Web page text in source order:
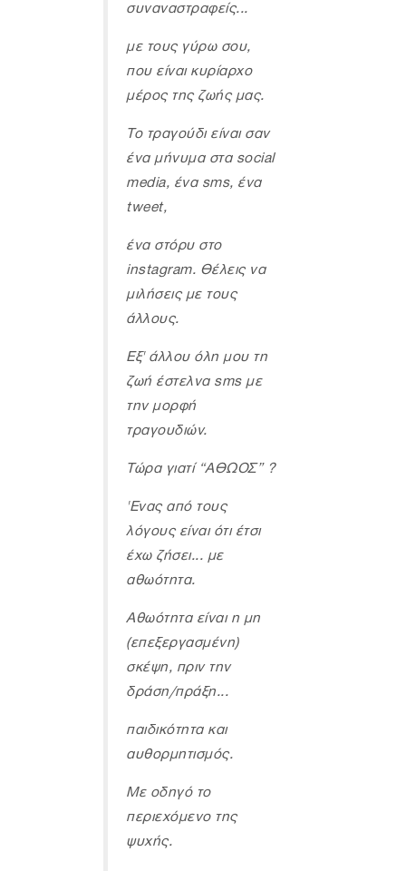
συναναστραφείς...
µε τους γύρω σου,
που είναι κυρίαρχο
µέρος της ζωής µας.
Το τραγούδι είναι σαν
ένα µήνυµα στα social
media, ένα sms, ένα
tweet,
ένα στόρυ στο
instagram. Θέλεις να
µιλήσεις µε τους
άλλους.
Εξ' άλλου όλη µου τη
ζωή έστελνα sms µε
την µορφή
τραγουδιών.
Τώρα γιατί “ΑΘΩΟΣ” ?
'Ενας από τους
λόγους είναι ότι έτσι
έχω ζήσει... µε
αθωότητα.
Αθωότητα είναι η µη
(επεξεργασµένη)
σκέψη, πριν την
δράση/πράξη...
παιδικότητα και
αυθορµητισµός.
Με οδηγό το
περιεχόµενο της
ψυχής.